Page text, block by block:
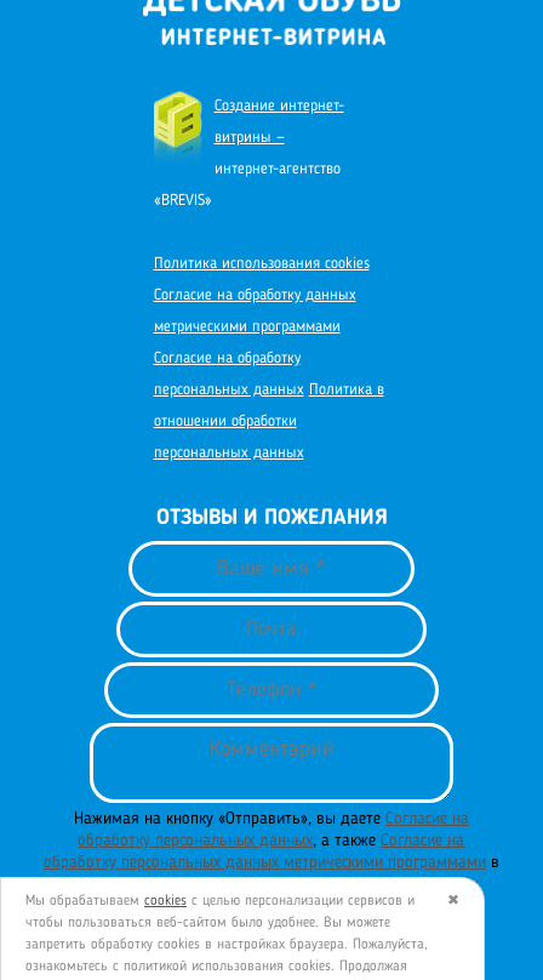
Создание интернет-
витрины —
интернет-агентство
«BREVIS»
Политика использования cookies
Согласие на обработку данных
метрическими программами
Согласие на обработку
персональных данных
Политика в
отношении обработки
персональных данных
ОТЗЫВЫ И ПОЖЕЛАНИЯ
Нажимая на кнопку «Отправить», вы даете Согласие на
обработку персональных данных, а такжеСогласие на
обработку персональных данных метрическими программамив
Политики обработки персональных
данных. ✖
Мы обрабатываем cookies с целью персонализации сервисов и
чтобы пользоваться веб-сайтом было удобнее. Вы можете
запретить обработку сookies в настройках браузера. Пожалуйста,
ознакомьтесь с политикой использования cookies. Продолжая